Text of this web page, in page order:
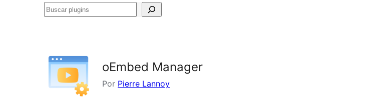
Buscar
oEmbed Manager
Por Pierre Lannoy